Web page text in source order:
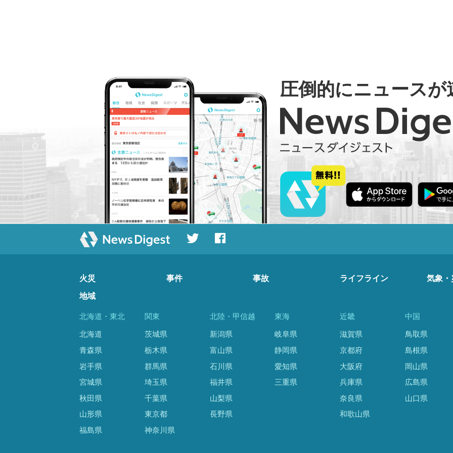
圧倒的にニュースが
火災 事件 事故 ライフライン 気象・
地域
北海道・東北
北海道
青森県
岩手県
宮城県
秋田県
山形県
福島県
関東
茨城県
栃木県
群馬県
埼玉県
千葉県
東京都
神奈川県
北陸・甲信越
新潟県
富山県
石川県
福井県
山梨県
長野県
東海
岐阜県
静岡県
愛知県
三重県
近畿
滋賀県
京都府
大阪府
兵庫県
奈良県
和歌山県
中国
鳥取県
島根県
岡山県
広島県
山口県